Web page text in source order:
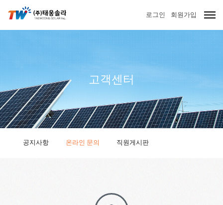
로그인 회원가입
고객센터
공지사항 온라인 문의 직원게시판